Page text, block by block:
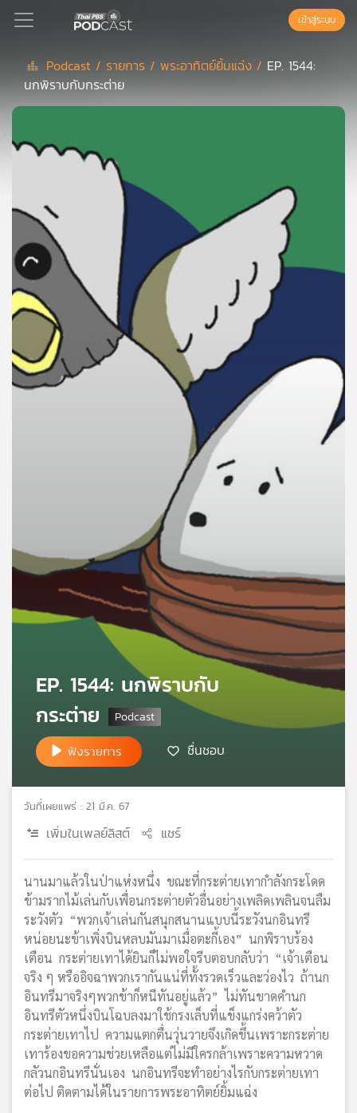
Podcast
เพล
แนะนำ
เพล
ย์
ลิ
ของ
คุณ
และ
กิจกรรม
ไทย
เอส
แผนที่
วิทยุ
เครือ
ข่าย
เข้าสู่ระบบ
Podcast / รายการ /พระอาทิตย์ยิ้มแฉ่ง / EP. 1544:
นกพิราบกับกระต่าย
EP. 1544: นกพิราบกับ
กระต่าย
ฟังรายการ ชื่นชอบ
วันที่เผยแพร่ : 21 มี.ค. 67
เพิ่มในเพลย์ลิสต์ แชร์
นานมาแล้วในป่าแห่งหนึ่ง ขณะที่กระต่ายเทากำลังกระโดด
ข้ามรากไม้เล่นกับเพื่อนกระต่ายตัวอื่นอย่างเพลิดเพลินจนลืม
ระวังตัว “พวกเจ้าเล่นกันสนุกสนานแบบนี้ระวังนกอินทรี
หน่อยนะข้าเพิ่งบินหลบมันมาเมื่อตะกี้เอง” นกพิราบร้อง
เตือน กระต่ายเทาได้ยินก็ไม่พอใจรีบตอบกลับว่า “เจ้าเตือน
จริง ๆ หรืออิจฉาพวกเรากันแน่ที่ทั้งรวดเร็วและว่องไว ถ้านก
อินทรีมาจริงๆพวกข้าก็หนีทันอยู่แล้ว” ไม่ทันขาดคำนก
อินทรีตัวหนึ่งบินโฉบลงมาใช้กรงเล็บที่แข็งแกร่งคว้าตัว
กระต่ายเทาไป ความแตกตื่นวุ่นวายจึงเกิดขึ้นเพราะกระต่าย
เทาร้องขอความช่วยเหลือแต่ไม่มีใครกล้าเพราะความหวาด
กลัวนกอินทรีนั่นเอง นกอินทรีจะทำอย่างไรกับกระต่ายเทา
ต่อไป ติดตามได้ในรายการพระอาทิตย์ยิ้มแฉ่ง